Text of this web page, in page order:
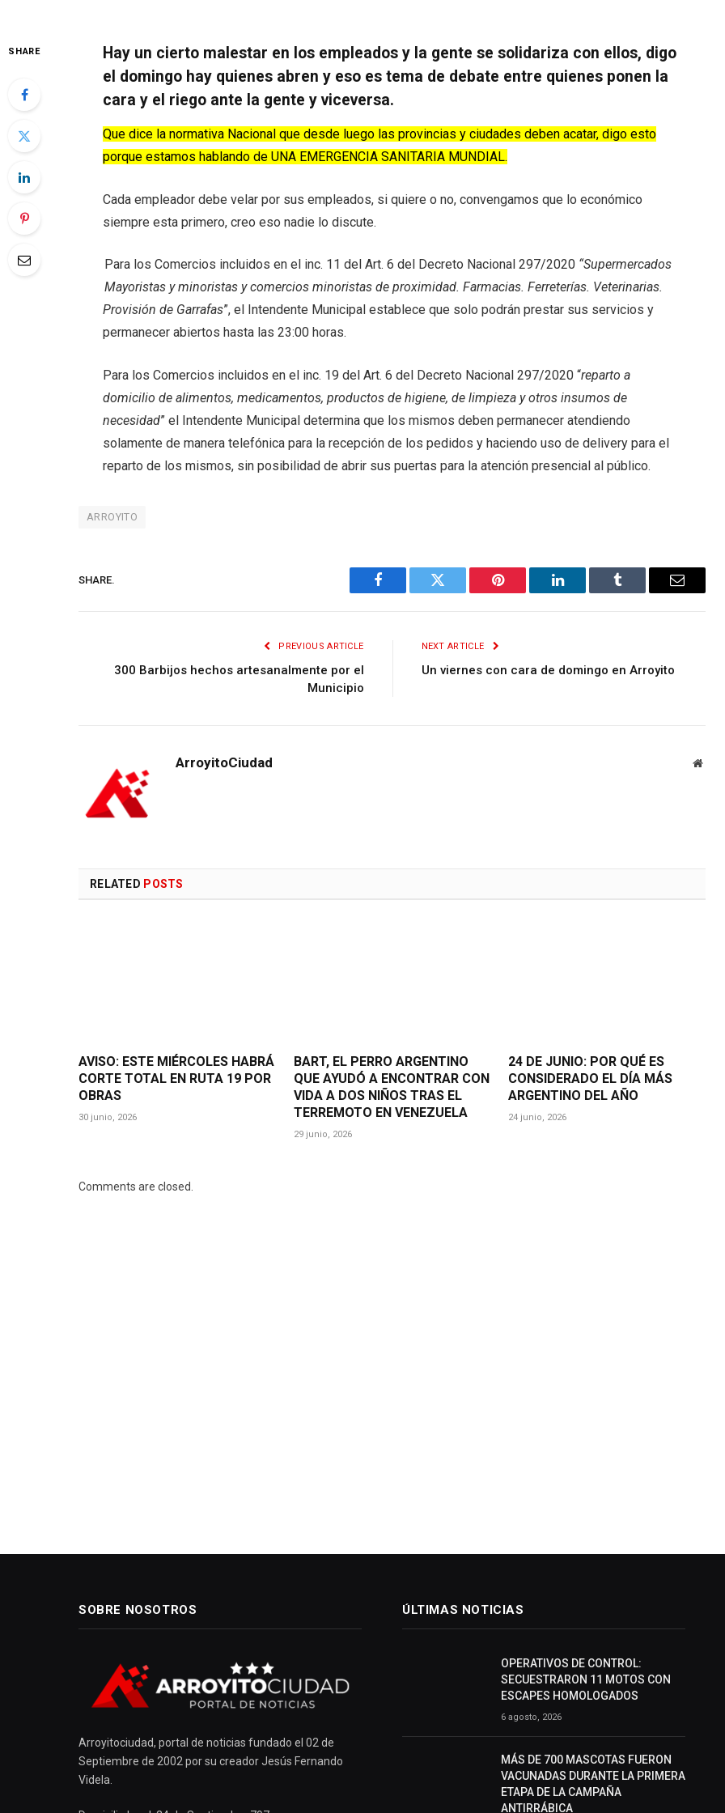
SHARE
Hay un cierto malestar en los empleados y la gente se solidariza con ellos, digo
el domingo hay quienes abren y eso es tema de debate entre quienes ponen la
cara y el riego ante la gente y viceversa.
Que dice la normativa Nacional que desde luego las provincias y ciudades deben acatar, digo esto
porque estamos hablando de UNA EMERGENCIA SANITARIA MUNDIAL.
Cada empleador debe velar por sus empleados, si quiere o no, convengamos que lo económico
siempre esta primero, creo eso nadie lo discute.
Para los Comercios incluidos en el inc. 11 del Art. 6 del Decreto Nacional 297/2020 “Supermercados
Mayoristas y minoristas y comercios minoristas de proximidad. Farmacias. Ferreterías. Veterinarias.
Provisión de Garrafas”, el Intendente Municipal establece que solo podrán prestar sus servicios y
permanecer abiertos hasta las 23:00 horas.
Para los Comercios incluidos en el inc. 19 del Art. 6 del Decreto Nacional 297/2020 “reparto a
domicilio de alimentos, medicamentos, productos de higiene, de limpieza y otros insumos de
necesidad” el Intendente Municipal determina que los mismos deben permanecer atendiendo
solamente de manera telefónica para la recepción de los pedidos y haciendo uso de delivery para el
reparto de los mismos, sin posibilidad de abrir sus puertas para la atención presencial al público.
ARROYITO
SHARE.
Facebook Twitter Pinterest LinkedIn Tumblr Email
PREVIOUS ARTICLE
300 Barbijos hechos artesanalmente por el
Municipio
NEXT ARTICLE
Un viernes con cara de domingo en Arroyito
ArroyitoCiudad
RELATED POSTS
AVISO: ESTE MIÉRCOLES HABRÁ
CORTE TOTAL EN RUTA 19 POR
OBRAS
30 junio, 2026
BART, EL PERRO ARGENTINO
QUE AYUDÓ A ENCONTRAR CON
VIDA A DOS NIÑOS TRAS EL
TERREMOTO EN VENEZUELA
29 junio, 2026
24 DE JUNIO: POR QUÉ ES
CONSIDERADO EL DÍA MÁS
ARGENTINO DEL AÑO
24 junio, 2026
Comments are closed.
SOBRE NOSOTROS
Arroyitociudad, portal de noticias fundado el 02 de
Septiembre de 2002 por su creador Jesús Fernando
Videla.
ÚLTIMAS NOTICIAS
OPERATIVOS DE CONTROL:
SECUESTRARON 11 MOTOS CON
ESCAPES HOMOLOGADOS
6 agosto, 2026
MÁS DE 700 MASCOTAS FUERON
VACUNADAS DURANTE LA PRIMERA
ETAPA DE LA CAMPAÑA
ANTIRRÁBICA